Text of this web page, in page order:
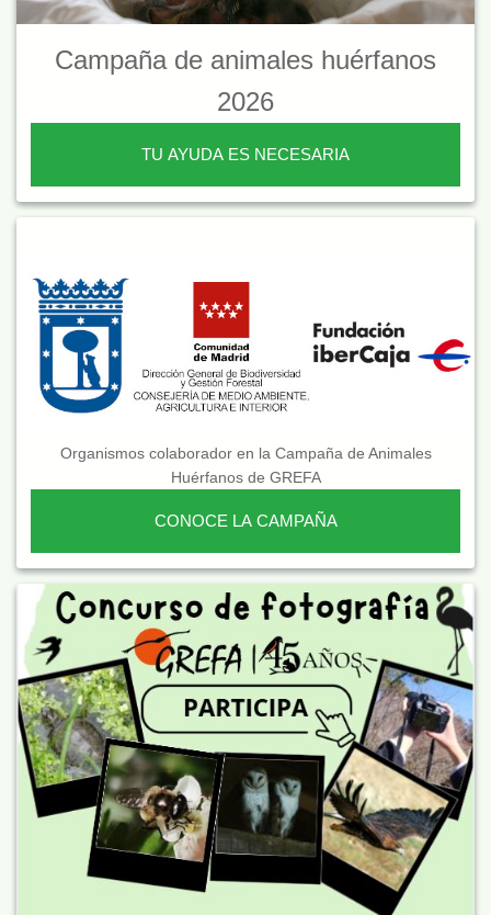
Campaña de animales huérfanos
2026
TU AYUDA ES NECESARIA
Organismos colaborador en la Campaña de Animales
Huérfanos de GREFA
CONOCE LA CAMPAÑA